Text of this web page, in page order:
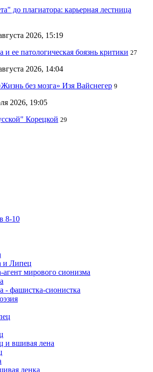
до плагиатора: карьерная лестница
2026, 15:19
и ее патологическая боязнь критики 27
2026, 14:04
без мозга» Изя Вайснегер 9
2026, 19:05
Корецкой 29
8-10
и Липец
мирового сионизма
- фашистка-сионистка
и вшивая лена
ленка